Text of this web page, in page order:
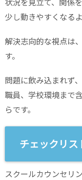
少し動きやすくなる
解決志向的な視点は
す。
問題に飲み込まれず
職員、学校環境まで
らです。
チェックリス
スクールカウンセリ